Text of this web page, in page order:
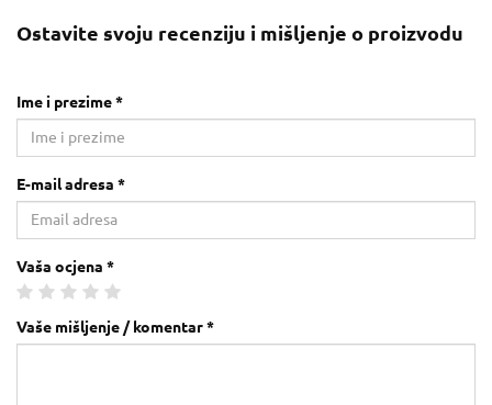
Ostavite svoju recenziju i mišljenje o proizvodu
Ime i prezime *
E-mail adresa *
Vaša ocjena *
Vaše mišljenje / komentar *